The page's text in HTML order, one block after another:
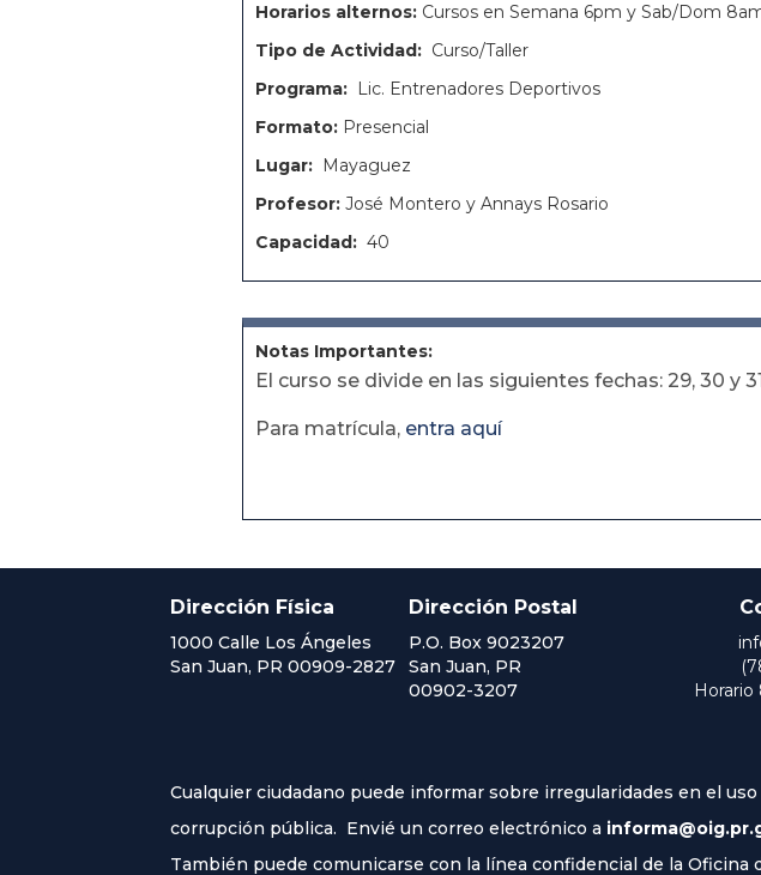
Horarios alternos: Cursos en Semana 6pm y Sab/Dom
Tipo de Actividad: Curso/Taller
Programa: Lic. Entrenadores Deportivos
Formato: Presencial
Lugar: Mayaguez
Profesor: José Montero y Annays Rosario
Capacidad: 40
Notas Importantes:
El curso se divide en las siguientes fechas: 29, 30 y
Para matrícula, entra aquí
Dirección Física
1000 Calle Los Ángeles
San Juan, PR 00909-2827
Dirección Postal
P.O. Box 9023207
San Juan, PR
00902-3207
Cualquier ciudadano puede informar sobre irregularidades en el
corrupción pública. Envié un correo electrónico a
También puede comunicarse con la línea confidencial de la Oficina